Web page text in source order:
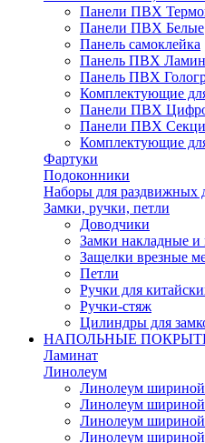
Панели ПВХ
Панели ПВХ Белые
Панель самоклейка
Панель ПВХ
Панель ПВХ
Комплектующие
Панели ПВХ
Панели ПВХ
Комплектующие
Фартуки
Подоконники
Наборы для раздвижных
Замки, ручки, петли
Доводчики
Замки накладные и
Защелки врезные
Петли
Ручки для
Ручки-стяж
Цилиндры для
НАПОЛЬНЫЕ
Ламинат
Линолеум
Линолеум
Линолеум
Линолеум
Линолеум